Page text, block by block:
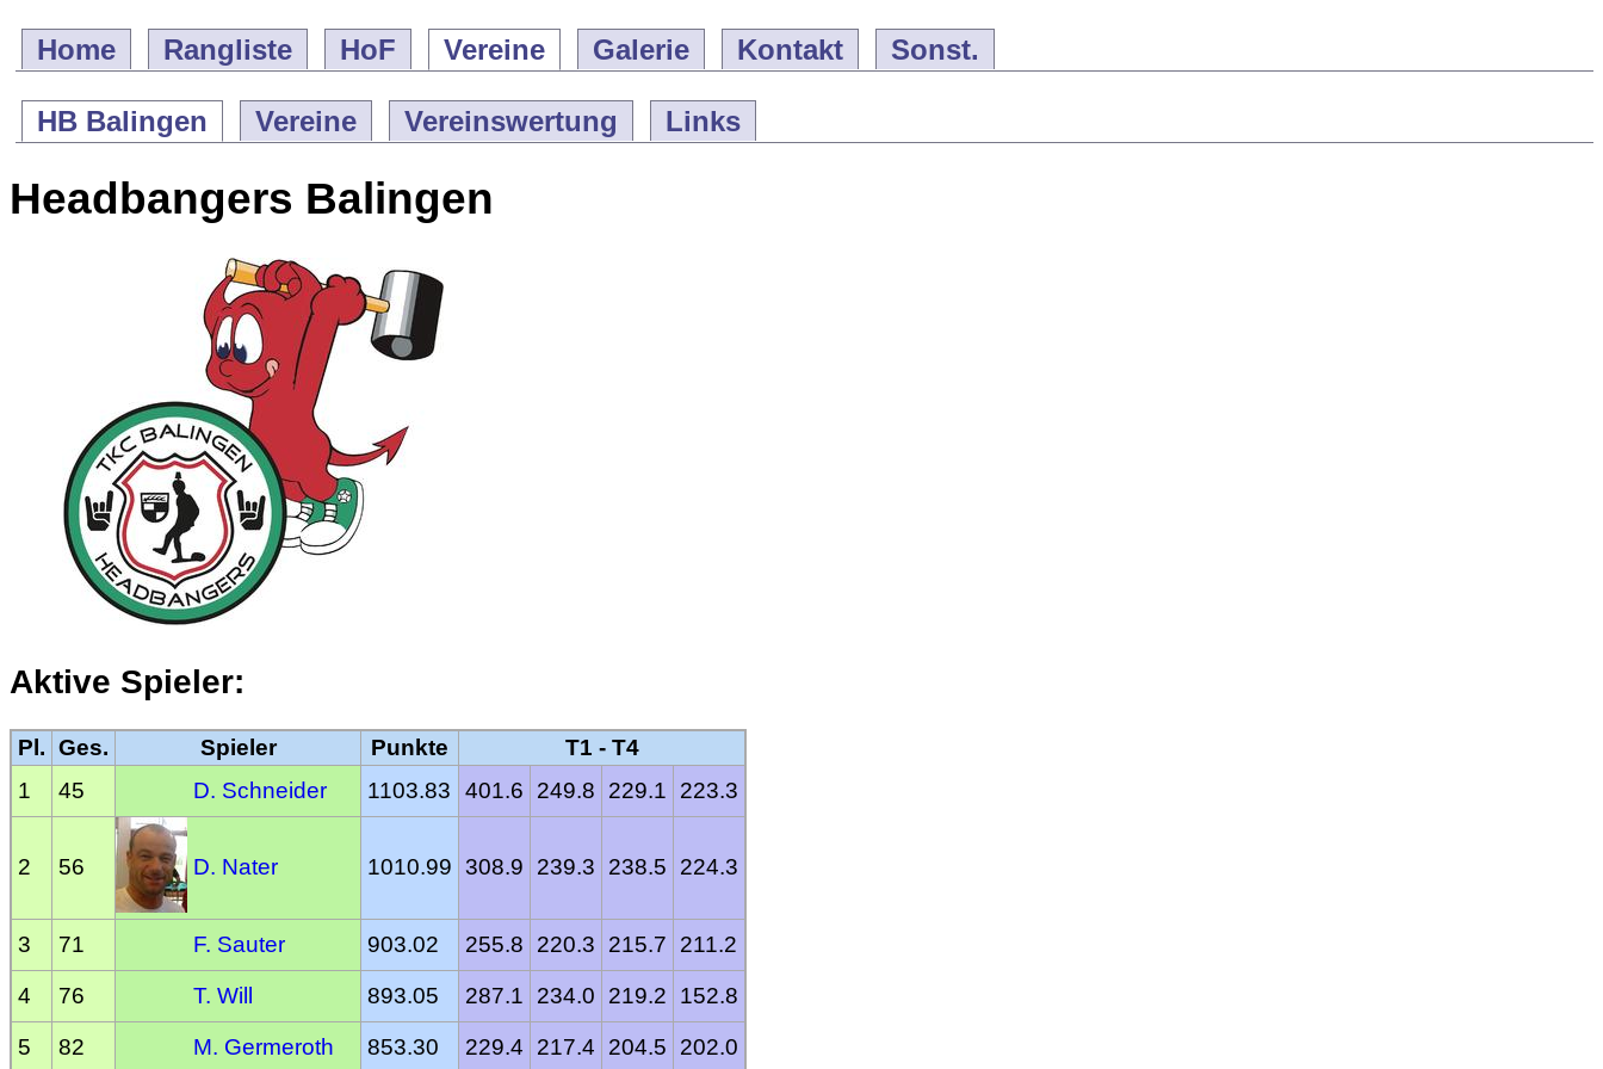
Home Rangliste HoF Vereine Galerie Kontakt Sonst.
HB Balingen Vereine Vereinswertung Links
Headbangers Balingen
Aktive Spieler:
Pl. Ges. Spieler Punkte
T1 - T4
1
45 D. Schneider 1103.83 401.6 249.8 229.1 223.3
2 56 D. Nater 1010.99 308.9 239.3 238.5 224.3
3 71 F. Sauter 903.02 255.8 220.3 215.7 211.2
4 76 T. Will 893.05 287.1 234.0 219.2 152.8
5 82 M. Germeroth 853.30 229.4 217.4 204.5 202.0